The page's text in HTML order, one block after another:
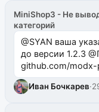
MiniShop3 - Не
категорий
@SYAN ваша
до версии 1.2.3
github.com/
github.com/modx-
в б...
Иван Бочкарев·